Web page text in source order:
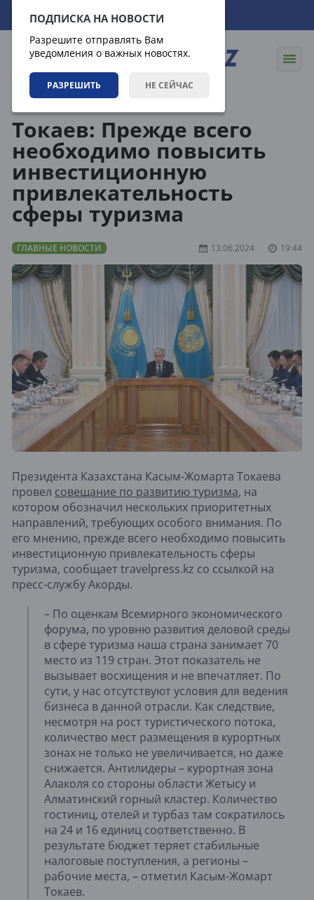
ПОДПИСКА НА НОВОСТИ
Разрешите отправлять Вам
уведомления о важных новостях.
РАЗРЕШИТЬ НЕ СЕЙЧАС
07.08.2026 18:12:53
Токаев: Прежде всего
необходимо повысить
инвестиционную
привлекательность
сферы туризма
ГЛАВНЫЕ НОВОСТИ 13.06.2024 19:44
Президента Казахстана Касым-Жомарта Токаева
провел совещание по развитию туризма, на
котором обозначил нескольких приоритетных
направлений, требующих особого внимания. По
его мнению, прежде всего необходимо повысить
инвестиционную привлекательность сферы
туризма, сообщает travelpress.kz со ссылкой на
пресс-службу Акорды.
– По оценкам Всемирного экономического
форума, по уровню развития деловой среды
в сфере туризма наша страна занимает 70
место из 119 стран. Этот показатель не
вызывает восхищения и не впечатляет. По
сути, у нас отсутствуют условия для ведения
бизнеса в данной отрасли. Как следствие,
несмотря на рост туристического потока,
количество мест размещения в курортных
зонах не только не увеличивается, но даже
снижается. Антилидеры – курортная зона
Алаколя со стороны области Жетысу и
Алматинский горный кластер. Количество
гостиниц, отелей и турбаз там сократилось
на 24 и 16 единиц соответственно. В
результате бюджет теряет стабильные
налоговые поступления, а регионы –
рабочие места, – отметил Касым-Жомарт
Токаев.